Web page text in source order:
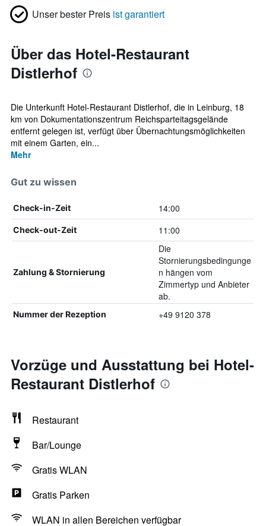
Unser bester Preis ist garantiert
Über das Hotel-Restaurant
Distlerhof
Die Unterkunft Hotel-Restaurant Distlerhof, die in Leinburg, 18
km von Dokumentationszentrum Reichsparteitagsgelände
entfernt gelegen ist, verfügt über Übernachtungsmöglichkeiten
mit einem Garten, ein...
Mehr
Gut zu wissen
Check-in-Zeit 14:00
Check-out-Zeit 11:00
Zahlung & Stornierung
Die
Stornierungsbedingunge
n hängen vom
Zimmertyp und Anbieter
ab.
Nummer der Rezeption +49 9120 378
Vorzüge und Ausstattung bei Hotel-
Restaurant Distlerhof
Restaurant
Bar/Lounge
Gratis WLAN
Gratis Parken
WLAN in allen Bereichen verfügbar